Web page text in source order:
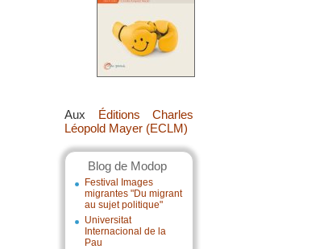
Aux Éditions Charles
Léopold Mayer (ECLM)
Blog de Modop
Festival Images
migrantes "Du migrant
au sujet politique"
Universitat
Internacional de la
Pau